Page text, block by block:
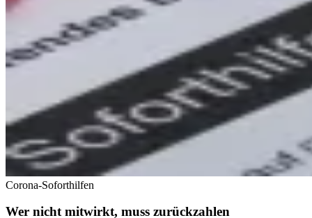
Corona-Soforthilfen
Wer nicht mitwirkt, muss zurückzahlen